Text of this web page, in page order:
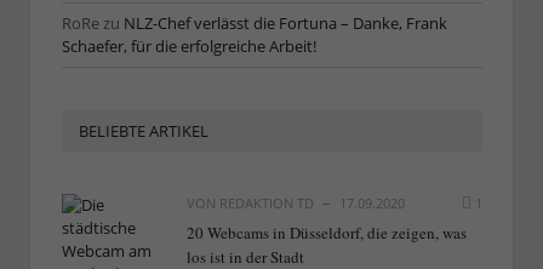
RoRezu NLZ-Chef verlässt die Fortuna – Danke, Frank
Schaefer, für die erfolgreiche Arbeit!
BELIEBTE ARTIKEL
VON REDAKTION TD 17.09.2020 1
20 Webcams in Düsseldorf, die zeigen, was
los ist in der Stadt